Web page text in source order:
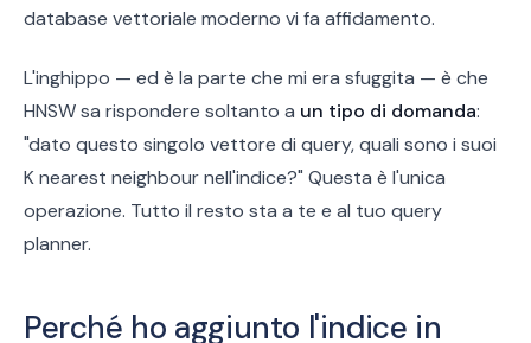
database vettoriale moderno vi fa affidamento.
L'inghippo — ed è la parte che mi era sfuggita — è che
HNSW sa rispondere soltanto a un tipo di domanda:
"dato questo singolo vettore di query, quali sono i suoi
K nearest neighbour nell'indice?" Questa è l'unica
operazione. Tutto il resto sta a te e al tuo query
planner.
Perché ho aggiunto l'indice in